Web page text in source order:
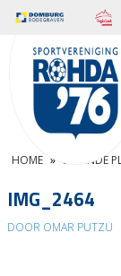
HOME » ZEVENDE
IMG_2464
DOOR OMAR PUTZU